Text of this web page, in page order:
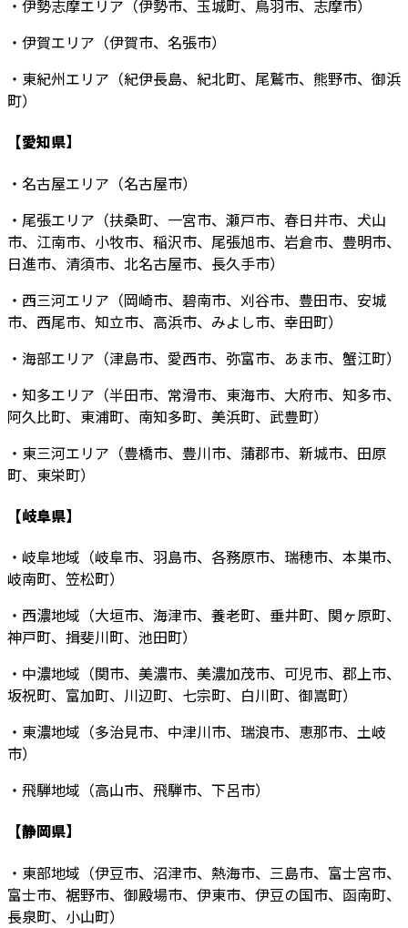
・伊勢志摩エリア（伊勢市、玉城町、鳥羽市、志摩市）
・伊賀エリア（伊賀市、名張市）
・東紀州エリア（紀伊長島、紀北町、尾鷲市、熊野市、御浜
町）
【愛知県】
・名古屋エリア（名古屋市）
・尾張エリア（扶桑町、一宮市、瀬戸市、春日井市、犬山
市、江南市、小牧市、稲沢市、尾張旭市、岩倉市、豊明市、
日進市、清須市、北名古屋市、長久手市）
・西三河エリア（岡崎市、碧南市、刈谷市、豊田市、安城
市、西尾市、知立市、高浜市、みよし市、幸田町）
・海部エリア（津島市、愛西市、弥富市、あま市、蟹江町）
・知多エリア（半田市、常滑市、東海市、大府市、知多市、
阿久比町、東浦町、南知多町、美浜町、武豊町）
・東三河エリア（豊橋市、豊川市、蒲郡市、新城市、田原
町、東栄町）
【岐阜県】
・岐阜地域（岐阜市、羽島市、各務原市、瑞穂市、本巣市、
岐南町、笠松町）
・西濃地域（大垣市、海津市、養老町、垂井町、関ヶ原町、
神戸町、揖斐川町、池田町）
・中濃地域（関市、美濃市、美濃加茂市、可児市、郡上市、
坂祝町、富加町、川辺町、七宗町、白川町、御嵩町）
・東濃地域（多治見市、中津川市、瑞浪市、恵那市、土岐
市）
・飛騨地域（高山市、飛騨市、下呂市）
【静岡県】
・東部地域（伊豆市、沼津市、熱海市、三島市、富士宮市、
富士市、裾野市、御殿場市、伊東市、伊豆の国市、函南町、
長泉町、小山町）